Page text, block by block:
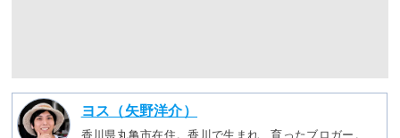
ヨス（矢野洋介）
香川県丸亀市在住。香川で生まれ、育ったブロガー。